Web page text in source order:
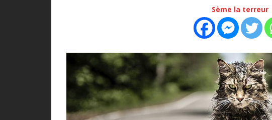
Sème la terreur